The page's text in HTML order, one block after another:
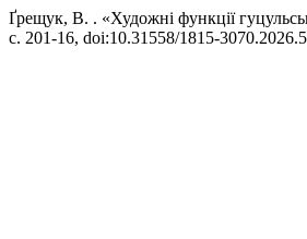
Ґрещук, В. . «Художні функції
с. 201-16, doi:10.31558/1815-